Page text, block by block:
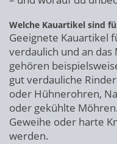
Welche Kauartikel sind
Geeignete Kauartikel
verdaulich und an das
gehören
gut verdauliche
oder Hühnerohren,
oder gekühlte
Geweihe oder harte
werden.